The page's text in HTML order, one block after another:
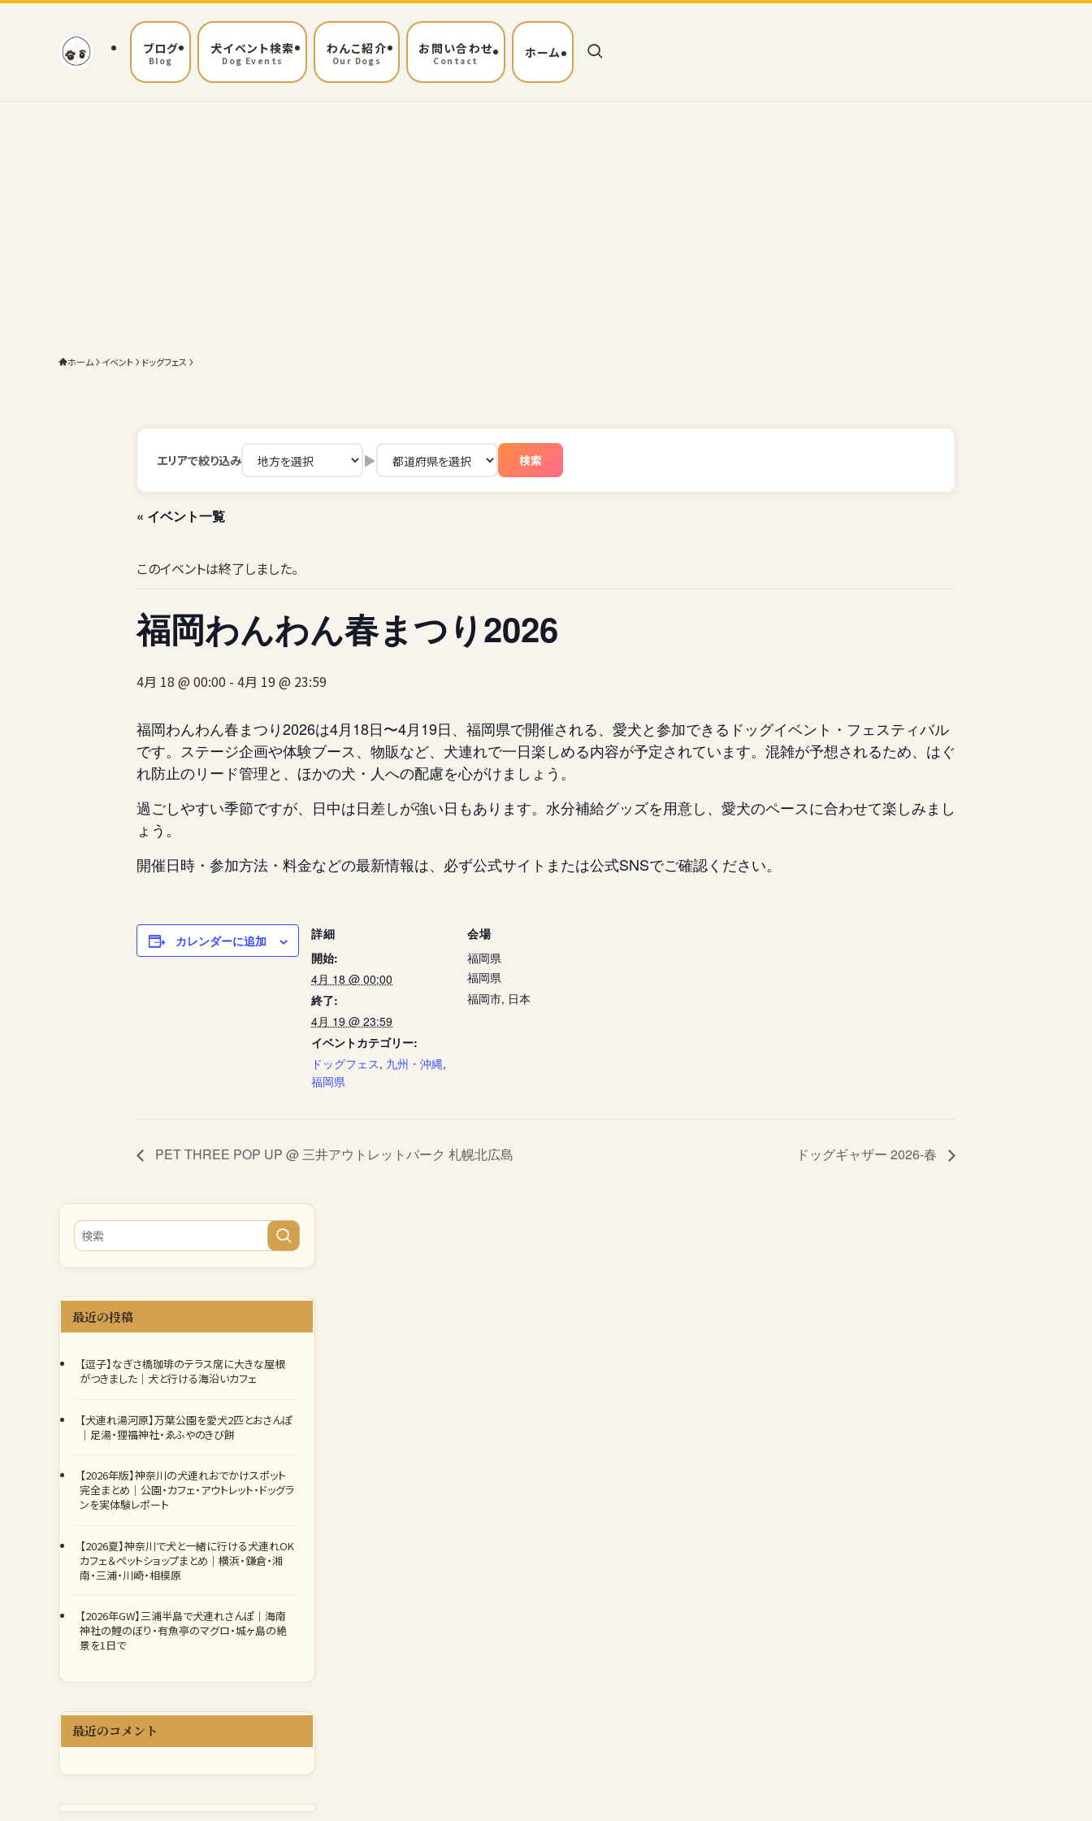
ブログ
Blog
犬イベント検索
Dog Events
わんこ紹介
Our Dogs
お問い合わせ
Contact
ホーム
ホーム イベント ドッグフェス
エリアで絞り込み ▶ 検索
« イベント一覧
このイベントは終了しました。
福岡わんわん春まつり2026
4月 18 @ 00:00 - 4月 19 @ 23:59
福岡わんわん春まつり2026は4月18日〜4月19日、福岡県で開催される、愛犬と参加できるドッグイベント・フェスティバル
です。ステージ企画や体験ブース、物販など、犬連れで一日楽しめる内容が予定されています。混雑が予想されるため、はぐ
れ防止のリード管理と、ほかの犬・人への配慮を心がけましょう。
過ごしやすい季節ですが、日中は日差しが強い日もあります。水分補給グッズを用意し、愛犬のペースに合わせて楽しみまし
ょう。
開催日時・参加方法・料金などの最新情報は、必ず公式サイトまたは公式SNSでご確認ください。
カレンダーに追加
詳細
開始:
4月 18 @ 00:00
終了:
4月 19 @ 23:59
イベントカテゴリー:
ドッグフェス, 九州・沖縄,
福岡県
会場
福岡県
福岡県
福岡市, 日本
PET THREE POP UP @ 三井アウトレットパーク 札幌北広島 ドッグギャザー 2026-春
最近の投稿
【逗子】なぎさ橋珈琲のテラス席に大きな屋根
がつきました｜犬と行ける海沿いカフェ
【犬連れ湯河原】万葉公園を愛犬2匹とおさんぽ
｜足湯・狸福神社・ゑふやのきび餅
【2026年版】神奈川の犬連れおでかけスポット
完全まとめ｜公園・カフェ・アウトレット・ドッグラ
ンを実体験レポート
【2026夏】神奈川で犬と一緒に行ける犬連れOK
カフェ＆ペットショップまとめ｜横浜・鎌倉・湘
南・三浦・川崎・相模原
【2026年GW】三浦半島で犬連れさんぽ｜海南
神社の鯉のぼり・有魚亭のマグロ・城ヶ島の絶
景を1日で
最近のコメント